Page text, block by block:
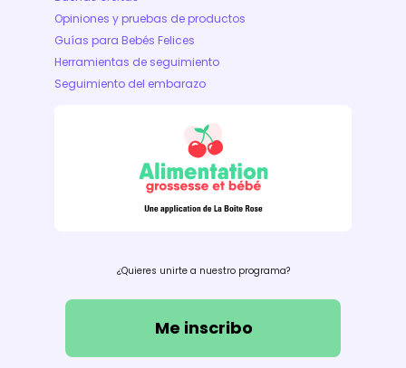
Opiniones y pruebas de productos
Guías para Bebés Felices
Herramientas de seguimiento
Seguimiento del embarazo
¿Quieres unirte a nuestro programa?
Me inscribo